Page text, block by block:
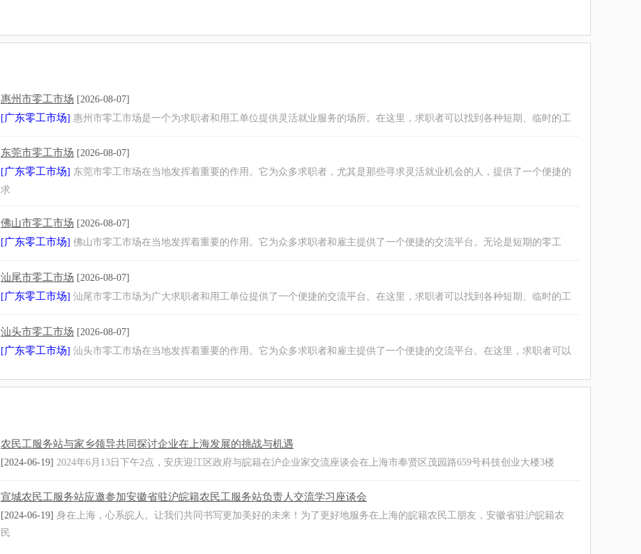
惠州市零工市场 [2026-08-07]
[ 广东零工市场] 惠州市零工市场是一个为求职者和用工单位提供灵活就业服务的场所。在这里，求职者可以找到各种短期、临时的工
东莞市零工市场 [2026-08-07]
[ 广东零工市场] 东莞市零工市场在当地发挥着重要的作用。它为众多求职者，尤其是那些寻求灵活就业机会的人，提供了一个便捷的
求
佛山市零工市场 [2026-08-07]
[ 广东零工市场] 佛山市零工市场在当地发挥着重要的作用。它为众多求职者和雇主提供了一个便捷的交流平台。无论是短期的零工
汕尾市零工市场 [2026-08-07]
[ 广东零工市场] 汕尾市零工市场为广大求职者和用工单位提供了一个便捷的交流平台。在这里，求职者可以找到各种短期、临时的工
汕头市零工市场 [2026-08-07]
[ 广东零工市场] 汕头市零工市场在当地发挥着重要的作用。它为众多求职者和雇主提供了一个便捷的交流平台。在这里，求职者可以
农民工服务站与家乡领导共同探讨企业在上海发展的挑战与机遇
[2024-06-19] 2024年6月13日下午2点，安庆迎江区政府与皖籍在沪企业家交流座谈会在上海市奉贤区茂园路659号科技创业大楼3楼
宣城农民工服务站应邀参加安徽省驻沪皖籍农民工服务站负责人交流学习座谈会
[2024-06-19] 身在上海，心系皖人。让我们共同书写更加美好的未来！为了更好地服务在上海的皖籍农民工朋友，安徽省驻沪皖籍农
民